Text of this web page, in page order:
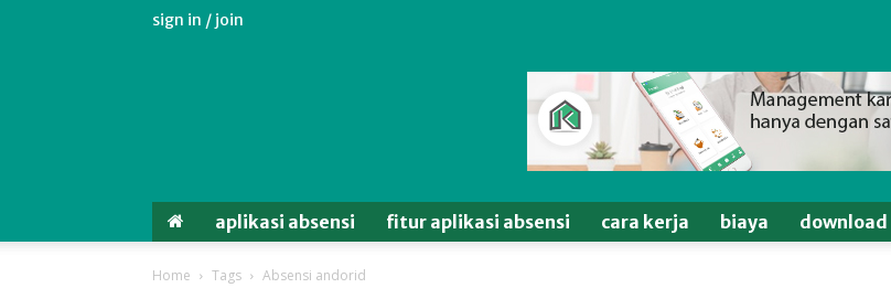
sign in / join
aplikasi absensi fitur aplikasi absensi cara kerja biaya download
Home Tags Absensi andorid